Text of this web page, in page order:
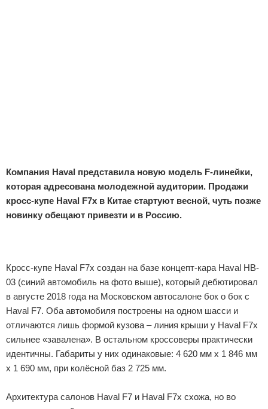
Компания Haval представила новую модель F-линейки,
которая адресована молодежной аудитории. Продажи
кросс-купе Haval F7x в Китае стартуют весной, чуть позже
новинку обещают привезти и в Россию.
Кросс-купе Haval F7x создан на базе концепт-кара Haval HB-
03 (синий автомобиль на фото выше), который дебютировал
в августе 2018 года на Московском автосалоне бок о бок с
Haval F7. Оба автомобиля построены на одном шасси и
отличаются лишь формой кузова – линия крыши у Haval F7x
сильнее «завалена». В остальном кроссоверы практически
идентичны. Габариты у них одинаковые: 4 620 мм х 1 846 мм
х 1 690 мм, при колёсной баз 2 725 мм.
Архитектура салонов Haval F7 и Haval F7x схожа, но во